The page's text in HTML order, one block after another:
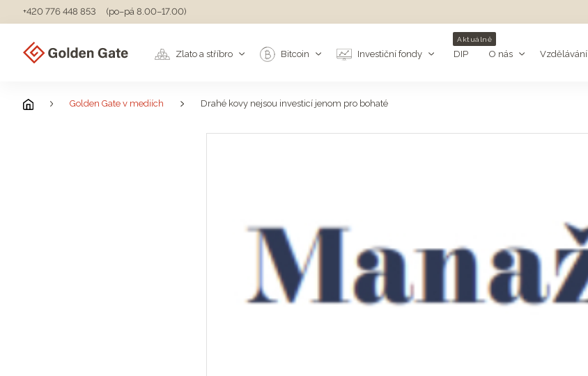
+420 776 448 853 (po–pá 8.00–17.00)
Zlato a stříbro Bitcoin Investiční fondy DIP
Aktuálně
O nás Vzdělávání
Golden Gate v mediích Drahé kovy nejsou investicí jenom pro bohaté